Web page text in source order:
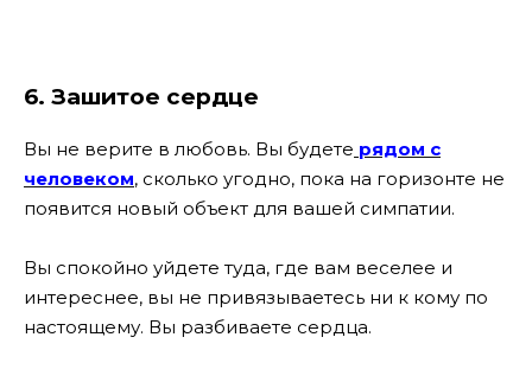
6. Зашитое сердце
Вы не верите в любовь. Вы будете рядом с
человеком, сколько угодно, пока на горизонте не
появится новый объект для вашей симпатии.
Вы спокойно уйдете туда, где вам веселее и
интереснее, вы не привязываетесь ни к кому по
настоящему. Вы разбиваете сердца.